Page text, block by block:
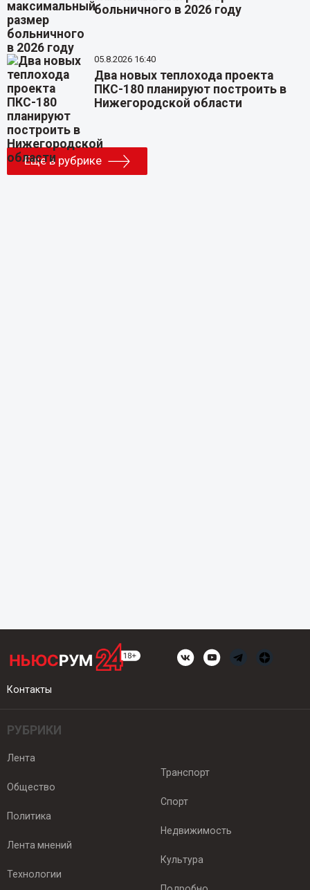
больничного в 2026 году
05.8.2026 16:40
Два новых теплохода проекта
ПКС-180 планируют построить в
Нижегородской области
Еще в рубрике
Контакты
РУБРИКИ
Лента
Общество
Политика
Лента мнений
Технологии
Транспорт
Спорт
Недвижимость
Культура